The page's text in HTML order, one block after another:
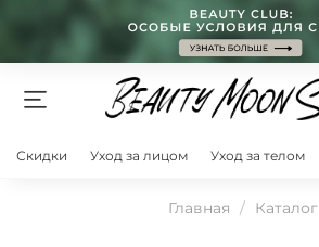
Скидки Уход за лицом Уход за телом
Главная Каталог